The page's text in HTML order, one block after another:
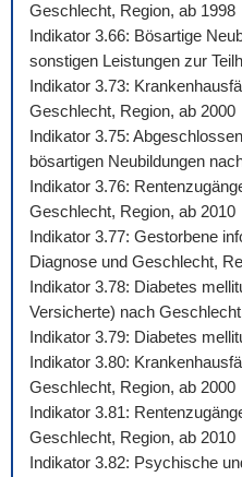
Geschlecht, Region, ab 1998
Indikator 3.66: Bösartige
sonstigen Leistungen zur
Indikator 3.73:
Geschlecht, Region, ab 2000
Indikator 3.75:
bösartigen Neubildungen
Indikator 3.76:
Geschlecht, Region, ab 2010
Indikator 3.77: Gestorbene
Diagnose und Geschlecht,
Indikator 3.78: Diabetes
Versicherte) nach
Indikator 3.79: Diabetes
Indikator 3.80:
Geschlecht, Region, ab 2000
Indikator 3.81:
Geschlecht, Region, ab 2010
Indikator 3.82: Psychische